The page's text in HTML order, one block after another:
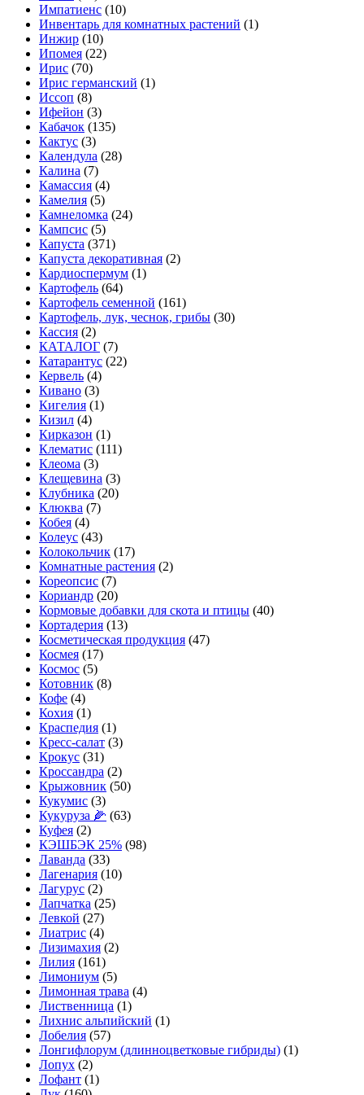
Импатиенс (10)
Инвентарь для комнатных растений (1)
Инжир (10)
Ипомея (22)
Ирис (70)
Ирис германский (1)
Иссоп (8)
Ифейон (3)
Кабачок (135)
Кактус (3)
Календула (28)
Калина (7)
Камассия (4)
Камелия (5)
Камнеломка (24)
Кампсис (5)
Капуста (371)
Капуста декоративная (2)
Кардиоспермум (1)
Картофель (64)
Картофель семенной (161)
Картофель, лук, чеснок, грибы (30)
Кассия (2)
КАТАЛОГ (7)
Катарантус (22)
Кервель (4)
Кивано (3)
Кигелия (1)
Кизил (4)
Кирказон (1)
Клематис (111)
Клеома (3)
Клещевина (3)
Клубника (20)
Клюква (7)
Кобея (4)
Колеус (43)
Колокольчик (17)
Комнатные растения (2)
Кореопсис (7)
Кориандр (20)
Кормовые добавки для скота и птицы (40)
Кортадерия (13)
Косметическая продукция (47)
Космея (17)
Космос (5)
Котовник (8)
Кофе (4)
Кохия (1)
Краспедия (1)
Кресс-салат (3)
Крокус (31)
Кроссандра (2)
Крыжовник (50)
Кукумис (3)
Кукуруза 🌽 (63)
Куфея (2)
КЭШБЭК 25% (98)
Лаванда (33)
Лагенария (10)
Лагурус (2)
Лапчатка (25)
Левкой (27)
Лиатрис (4)
Лизимахия (2)
Лилия (161)
Лимониум (5)
Лимонная трава (4)
Лиственница (1)
Лихнис альпийский (1)
Лобелия (57)
Лонгифлорум (длинноцветковые гибриды) (1)
Лопух (2)
Лофант (1)